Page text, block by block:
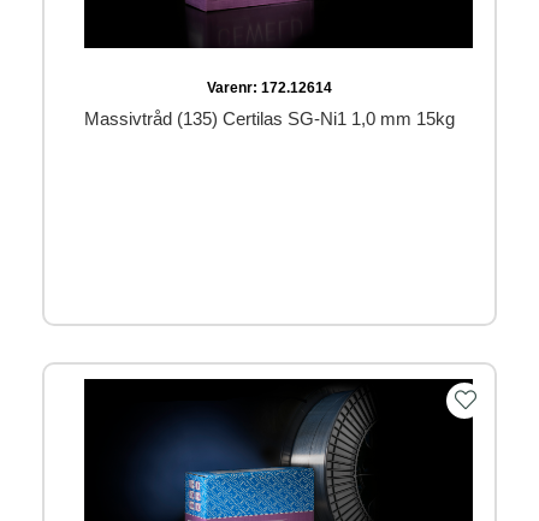
Varenr: 172.12614
Massivtråd (135) Certilas SG-Ni1 1,0 mm 15kg